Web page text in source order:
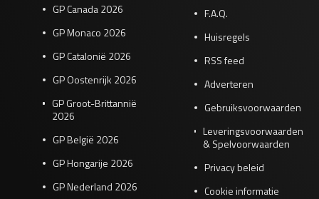
GP Canada 2026
GP Monaco 2026
GP Catalonië 2026
GP Oostenrijk 2026
GP Groot-Brittannië
2026
GP België 2026
GP Hongarije 2026
GP Nederland 2026
F.A.Q.
Huisregels
RSS feed
Adverteren
Gebruiksvoorwaarden
Leveringsvoorwaarden
& Spelvoorwaarden
Privacy beleid
Cookie informatie